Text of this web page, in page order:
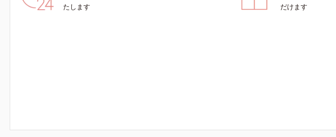
たします
だけます